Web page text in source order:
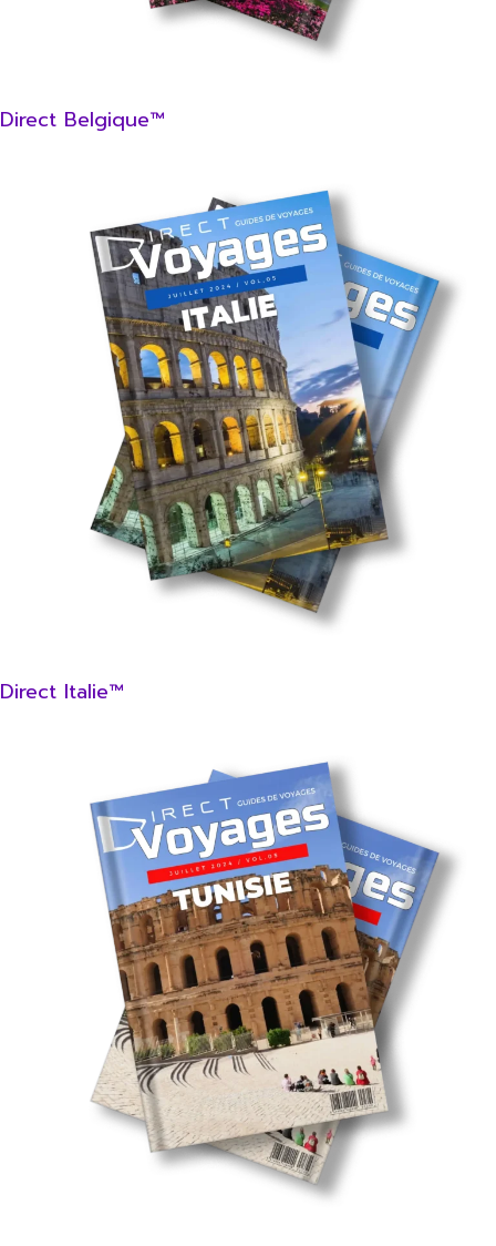
Direct Belgique™
Direct Italie™